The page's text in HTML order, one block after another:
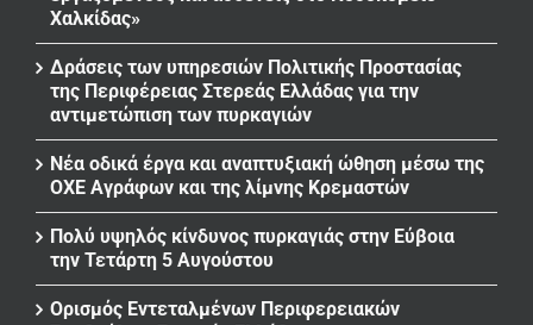
Χαλκίδας»
Δράσεις των υπηρεσιών Πολιτικής Προστασίας
της Περιφέρειας Στερεάς Ελλάδας για την
αντιμετώπιση των πυρκαγιών
Νέα οδικά έργα και αναπτυξιακή ώθηση μέσω της
ΟΧΕ Αγράφων και της λίμνης Κρεμαστών
Πολύ υψηλός κίνδυνος πυρκαγιάς στην Εύβοια
την Τετάρτη 5 Αυγούστου
Ορισμός Εντεταλμένων Περιφερειακών